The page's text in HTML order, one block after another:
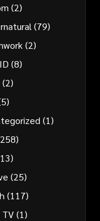
(2)
(79)
(2)
(8)
(2)
(1)
(25)
(117)
TV(1)